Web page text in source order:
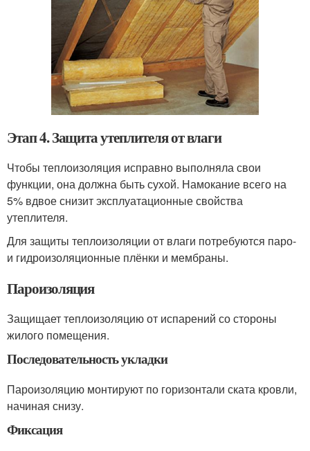
Этап 4. Защита утеплителя от влаги
Чтобы теплоизоляция исправно выполняла свои
функции, она должна быть сухой. Намокание всего на
5% вдвое снизит эксплуатационные свойства
утеплителя.
Для защиты теплоизоляции от влаги потребуются паро-
и гидроизоляционные плёнки и мембраны.
Пароизоляция
Защищает теплоизоляцию от испарений со стороны
жилого помещения.
Последовательность укладки
Пароизоляцию монтируют по горизонтали ската кровли,
начиная снизу.
Фиксация